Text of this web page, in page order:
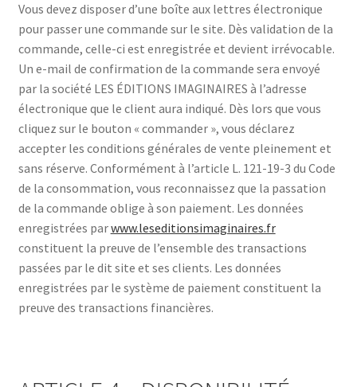
Vous devez disposer d’une boîte aux lettres électronique
pour passer une commande sur le site. Dès validation de la
commande, celle-ci est enregistrée et devient irrévocable.
Un e-mail de confirmation de la commande sera envoyé
par la société LES ÉDITIONS IMAGINAIRES à l’adresse
électronique que le client aura indiqué. Dès lors que vous
cliquez sur le bouton « commander », vous déclarez
accepter les conditions générales de vente pleinement et
sans réserve. Conformément à l’article L. 121-19-3 du Code
de la consommation, vous reconnaissez que la passation
de la commande oblige à son paiement. Les données
enregistrées parwww.leseditionsimaginaires.fr
constituent la preuve de l’ensemble des transactions
passées par le dit site et ses clients. Les données
enregistrées par le système de paiement constituent la
preuve des transactions financières.